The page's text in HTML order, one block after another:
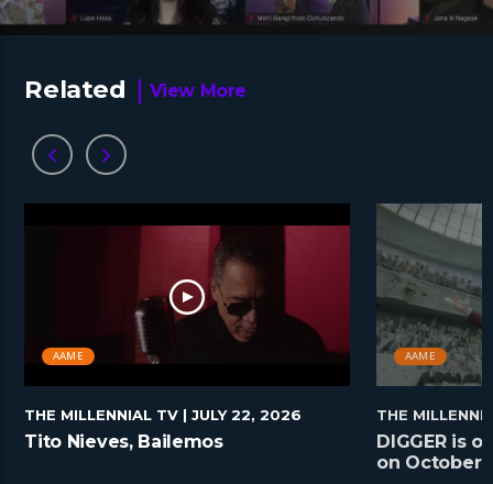
Related View More
AAME
THE MILLENNIAL TV | JULY 22, 2026
Tito Nieves, Bailemos
AAME
THE
DIGGER is
on October